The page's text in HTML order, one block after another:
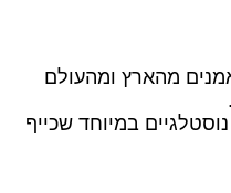
מהארץ ומהעולם
במיוחד שכייף